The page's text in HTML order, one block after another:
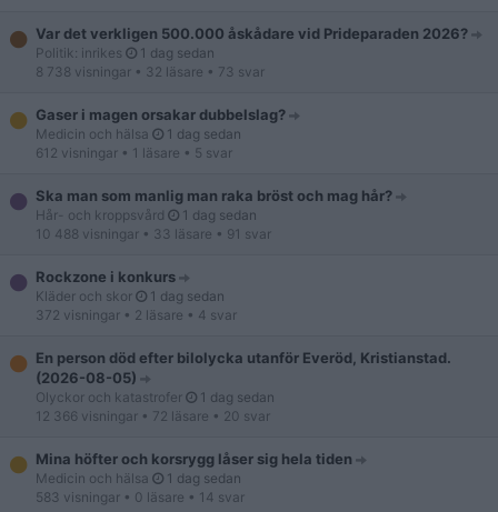
Var det verkligen 500.000 åskådare vid Prideparaden 2026?
Politik: inrikes
1 dag sedan
8 738 visningar • 32 läsare • 73 svar
Gaser i magen orsakar dubbelslag?
Medicin och hälsa
1 dag sedan
612 visningar • 1 läsare • 5 svar
Ska man som manlig man raka bröst och mag hår?
Hår- och kroppsvård
1 dag sedan
10 488 visningar • 33 läsare • 91 svar
Rockzone i konkurs
Kläder och skor
1 dag sedan
372 visningar • 2 läsare • 4 svar
En person död efter bilolycka utanför Everöd, Kristianstad.
(2026-08-05)
Olyckor och katastrofer
1 dag sedan
12 366 visningar • 72 läsare • 20 svar
Mina höfter och korsrygg låser sig hela tiden
Medicin och hälsa
1 dag sedan
583 visningar • 0 läsare • 14 svar